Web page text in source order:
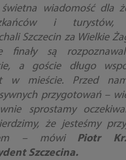
świetna wiadomość dla
i turystów,
Szczecin za Wielkie
finały są
a goście długo
w mieście. Przed
przygotowań –
sprostamy
że jesteśmy
– mówi Piotr
Szczecina.